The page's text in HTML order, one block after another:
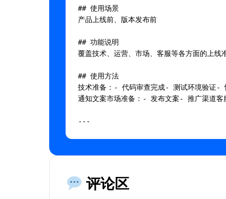
## 使用场景
产品上线前、版本发布前
## 功能说明
覆盖技术、运营、市场、客服等各方面的上线
## 使用方法
技术准备：- 代码审查完成- 测试环境验证-
通知文案市场准备：- 发布文案- 推广渠道客
---
``` 评论区